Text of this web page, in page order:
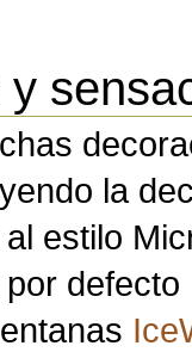
la
estilo